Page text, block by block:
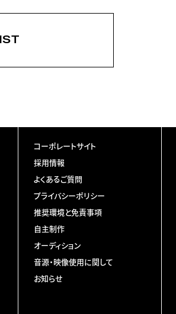
コーポレートサイト
採用情報
よくあるご質問
プライバシーポリシー
推奨環境と免責事項
自主制作
オーディション
音源・映像使用に関して
お知らせ